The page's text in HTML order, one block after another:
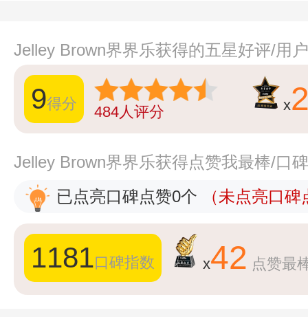
Jelley Brown界界乐获得的五星好评/用
9得分 484人评分 x
Jelley Brown界界乐获得点赞我最棒/口
已点亮口碑点赞0个
（未点亮口
1181口碑指数 x42 点赞最